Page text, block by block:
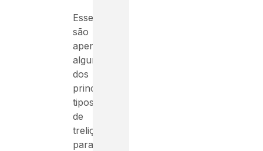
Esses
são
apenas
alguns
dos
principais
tipos
de
treliças
para